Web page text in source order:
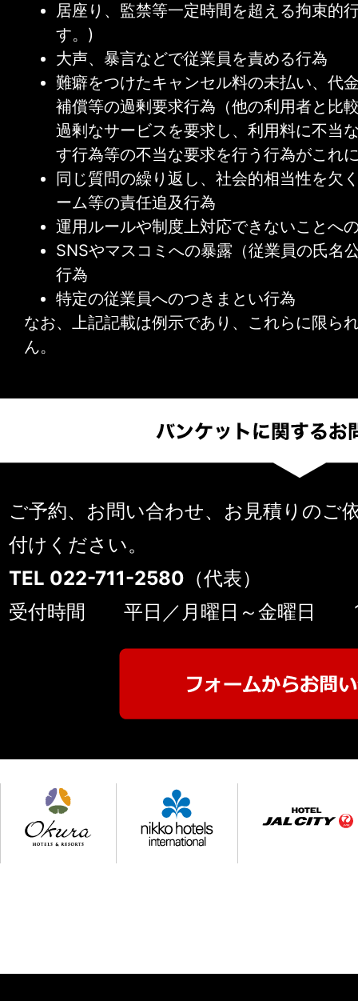
居座り、監禁等一定時間を超える拘束的
す。)
大声、暴言などで従業員を責める行為
難癖をつけたキャンセル料の未払い、代
補償等の過剰要求行為（他の利用者と比
過剰なサービスを要求し、利用料に不当
す行為等の不当な要求を行う行為がこれ
同じ質問の繰り返し、社会的相当性を欠
ーム等の責任追及行為
運用ルールや制度上対応できないことへ
SNSやマスコミへの暴露（従業員の氏名
行為
特定の従業員へのつきまとい行為
なお、上記記載は例示であり、これらに限ら
ん。
ご予約、お問い合わせ、お見積りのご
付けください。
TEL 022-711-2580 （代表）
受付時間 平日／月曜日～金曜日